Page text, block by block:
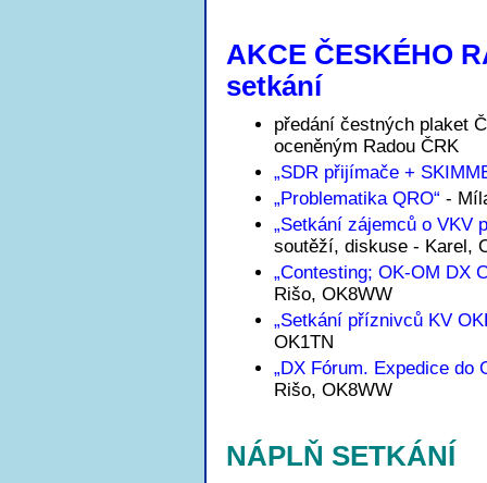
AKCE ČESKÉHO
setkání
předání čestných plaket
oceněným Radou ČRK
„SDR přijímače +
„Problematika QRO“ -
„Setkání zájemců o VKV
soutěží, diskuse - Karel,
„Contesting; OK-OM DX
Rišo, OK8WW
„Setkání příznivců KV
OK1TN
„DX Fórum. Expedice do
Rišo, OK8WW
NÁPLŇ SETKÁNÍ